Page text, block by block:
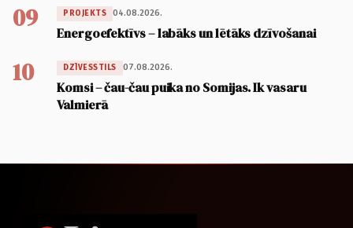
09 PROJEKTS 04.08.2026.
Energoefektīvs – labāks un lētāks dzīvošanai
10 DZĪVESSTILS 07.08.2026.
Komsi – čau-čau puika no Somijas. Ik vasaru
Valmierā